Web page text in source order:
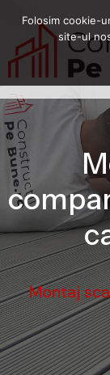
Montaj
Folosim cookie-
site-ul